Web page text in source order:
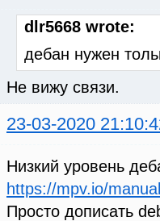
dlr5668 wrote:
дебан нужен
Не вижу связи.
23-03-2020
Низкий уровень
https://mpv.io/
Просто дописать